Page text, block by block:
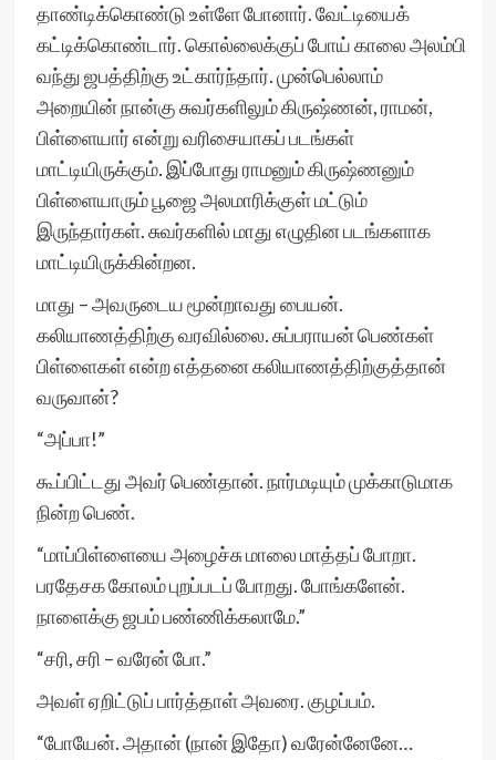
தாண்டிக்கொண்டு உள்ளே போனார். வேட்டியைக்
கட்டிக்கொண்டார். கொல்லைக்குப் போய் காலை அலம்பி
வந்து ஜபத்திற்கு உட்கார்ந்தார். முன்பெல்லாம்
அறையின் நான்கு சுவர்களிலும் கிருஷ்ணன், ராமன்,
பிள்ளையார் என்று வரிசையாகப் படங்கள்
மாட்டியிருக்கும். இப்போது ராமனும் கிருஷ்ணனும்
பிள்ளையாரும் பூஜை அலமாரிக்குள் மட்டும்
இருந்தார்கள். சுவர்களில் மாது எழுதின படங்களாக
மாட்டியிருக்கின்றன.
மாது – அவருடைய மூன்றாவது பையன்.
கலியாணத்திற்கு வரவில்லை. சுப்பராயன் பெண்கள்
பிள்ளைகள் என்ற எத்தனை கலியாணத்திற்குத்தான்
வருவான்?
“அப்பா!”
கூப்பிட்டது அவர் பெண்தான். நார்மடியும் முக்காடுமாக
நின்ற பெண்.
“மாப்பிள்ளையை அழைச்சு மாலை மாத்தப் போறா.
பரதேசக கோலம் புறப்படப் போறது. போங்களேன்.
நாளைக்கு ஜபம் பண்ணிக்கலாமே.”
“சரி, சரி – வரேன் போ.”
அவள் ஏறிட்டுப் பார்த்தாள் அவரை. குழப்பம்.
“போயேன். அதான் (நான் இதோ) வரேன்னேனே…